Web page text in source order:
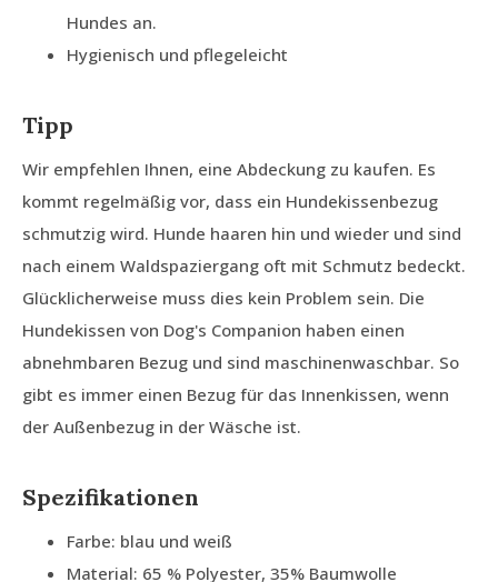
Hundes an.
Hygienisch und pflegeleicht
Tipp
Wir empfehlen Ihnen, eine Abdeckung zu kaufen. Es
kommt regelmäßig vor, dass ein Hundekissenbezug
schmutzig wird. Hunde haaren hin und wieder und sind
nach einem Waldspaziergang oft mit Schmutz bedeckt.
Glücklicherweise muss dies kein Problem sein. Die
Hundekissen von Dog's Companion haben einen
abnehmbaren Bezug und sind maschinenwaschbar. So
gibt es immer einen Bezug für das Innenkissen, wenn
der Außenbezug in der Wäsche ist.
Spezifikationen
Farbe: blau und weiß
Material: 65 % Polyester, 35% Baumwolle